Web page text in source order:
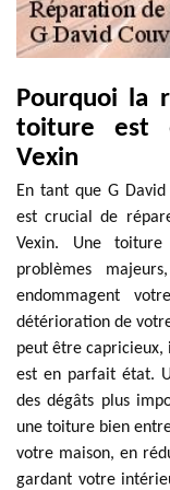
Pourquoi la
toiture est
Vexin
En tant que G
est crucial de
Vexin. Une
problèmes
endommagent
détérioration de
peut être
est en parfait état.
des dégâts plus
une toiture bien
votre maison, en
gardant votre